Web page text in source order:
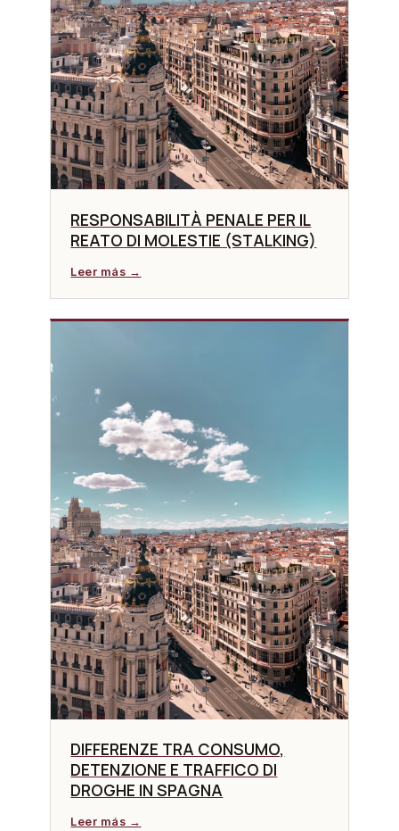
RESPONSABILITÀ PENALE PER IL
REATO DI MOLESTIE (STALKING)
Leer más →
DIFFERENZE TRA CONSUMO,
DETENZIONE E TRAFFICO DI
DROGHE IN SPAGNA
Leer más →